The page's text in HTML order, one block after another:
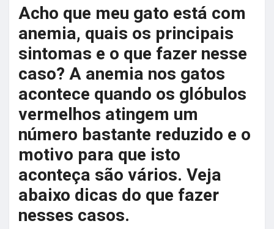
Acho que meu gato está com
anemia, quais os principais
sintomas e o que fazer nesse
caso? A anemia nos gatos
acontece quando os glóbulos
vermelhos atingem um
número bastante reduzido e o
motivo para que isto
aconteça são vários. Veja
abaixo dicas do que fazer
nesses casos.